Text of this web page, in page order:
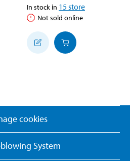
In stock in 15store
Not sold online
cookies
System